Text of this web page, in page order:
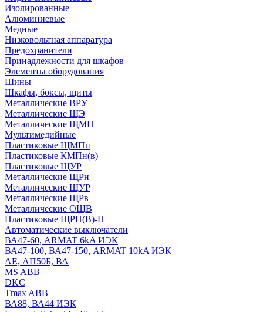
Изолированные
Алюминиевые
Медные
Низковольтная аппаратура
Предохранители
Принадлежности для шкафов
Элементы оборудования
Шины
Шкафы, боксы, щиты
Металлические ВРУ
Металлические ЩЭ
Металлические ЩМП
Мультимедийные
Пластиковые ЩМПп
Пластиковые КМПн(в)
Пластиковые ЩУР
Металлические ЩРн
Металлические ЩУР
Металлические ЩРв
Металлические ОЩВ
Пластиковые ЩРН(В)-П
Автоматические выключатели
ВА47-60, ARMAT 6kA ИЭК
ВА47-100, ВА47-150, ARMAT 10kA ИЭК
АЕ, АП50Б, ВА
MS ABB
DKC
Tmax ABB
ВА88, ВА44 ИЭК